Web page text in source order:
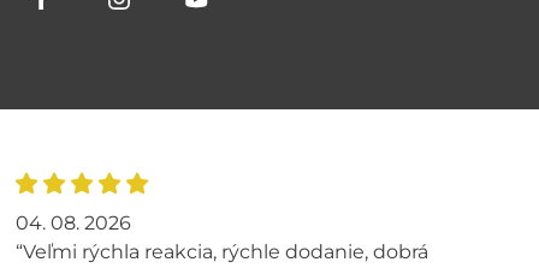
04. 08. 2026
“Veľmi rýchla reakcia, rýchle dodanie, dobrá